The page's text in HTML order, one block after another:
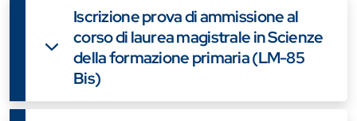
Iscrizione prova di ammissione al
corso di laurea magistrale in Scienze
della formazione primaria (LM-85
Bis)